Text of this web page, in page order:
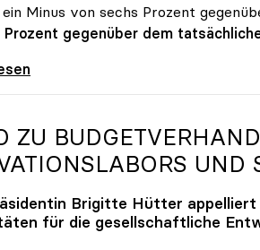
Minus von sechs Prozent
Prozent gegenüber dem
ist für die heimischen
ZU
UND
Brigitte Hütter appelliert
für die gesellschaftliche